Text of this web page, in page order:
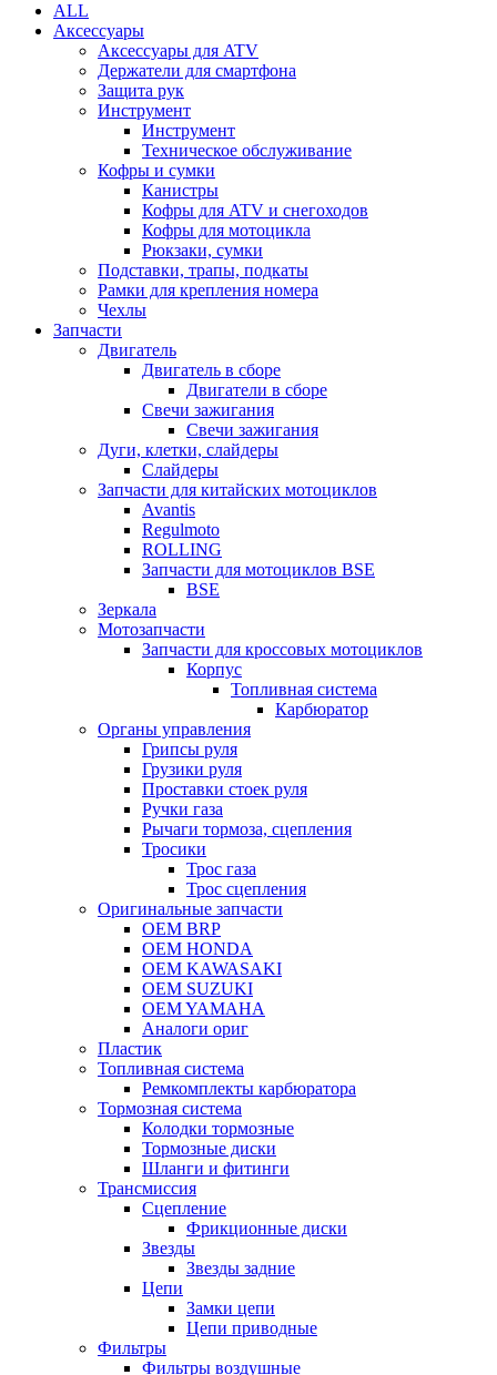
ALL
Аксессуары
Аксессуары для ATV
Держатели для смартфона
Защита рук
Инструмент
Инструмент
Техническое обслуживание
Кофры и сумки
Канистры
Кофры для ATV и снегоходов
Кофры для мотоцикла
Рюкзаки, сумки
Подставки, трапы, подкаты
Рамки для крепления номера
Чехлы
Запчасти
Двигатель
Двигатель в сборе
Двигатели в сборе
Свечи зажигания
Свечи зажигания
Дуги, клетки, слайдеры
Слайдеры
Запчасти для китайских мотоциклов
Avantis
Regulmoto
ROLLING
Запчасти для мотоциклов BSE
BSE
Зеркала
Мотозапчасти
Запчасти для кроссовых мотоциклов
Корпус
Топливная система
Карбюратор
Органы управления
Грипсы руля
Грузики руля
Проставки стоек руля
Ручки газа
Рычаги тормоза, сцепления
Тросики
Трос газа
Трос сцепления
Оригинальные запчасти
OEM BRP
OEM HONDA
OEM KAWASAKI
OEM SUZUKI
OEM YAMAHA
Аналоги ориг
Пластик
Топливная система
Ремкомплекты карбюратора
Тормозная система
Колодки тормозные
Тормозные диски
Шланги и фитинги
Трансмиссия
Cцепление
Фрикционные диски
Звезды
Звезды задние
Цепи
Замки цепи
Цепи приводные
Фильтры
Фильтры воздушные